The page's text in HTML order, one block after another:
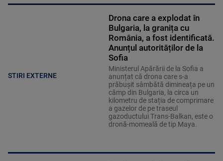
STIRI EXTERNE
Drona care a explodat în
Bulgaria, la granița cu
România, a fost identificată.
Anunțul autorităților de la
Sofia
Ministerul Apărării de la Sofia a
anunțat că drona care s-a
prăbușit sâmbătă dimineața pe un
câmp din Bulgaria, la circa un
kilometru de stația de comprimare
a gazelor de pe traseul
gazoductului Trans-Balkan, este o
dronă-momeală de tip Maya.